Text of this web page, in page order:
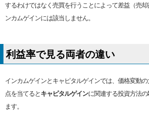
するわけではなく売買を行うことによって差益（売
ンカムゲインには該当しません。
利益率で見る両者の違い
インカムゲインとキャピタルゲインでは、価格変動
点を当てるとキャピタルゲインに関連する投資方法の
ます。